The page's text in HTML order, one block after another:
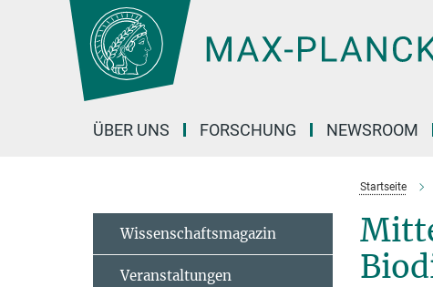
Hauptinhalt
ÜBER UNS FORSCHUNG NEWSROOM
Startseite
Wissenschaftsmagazin
Veranstaltungen